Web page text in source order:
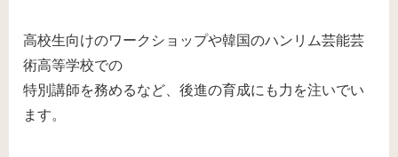
高校生向けのワークショップや韓国のハンリム芸能芸
術高等学校での
特別講師を務めるなど、後進の育成にも力を注いでい
ます。